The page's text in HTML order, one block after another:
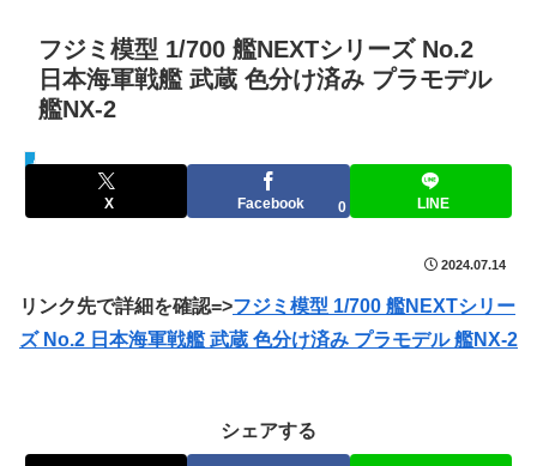
フジミ模型 1/700 艦NEXTシリーズ No.2
日本海軍戦艦 武蔵 色分け済み プラモデル
艦NX-2
セールハンター 激安情報まとめサイト
X Facebook 0 LINE
2024.07.14
リンク先で詳細を確認=>フジミ模型 1/700 艦NEXTシリー
ズ No.2 日本海軍戦艦 武蔵 色分け済み プラモデル 艦NX-2
シェアする